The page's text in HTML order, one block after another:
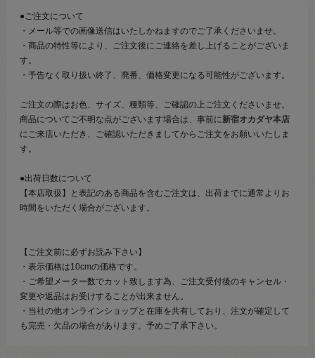
●ご注文について
・メール等での画像送信はいたしかねますのでご了承くださいませ。
・商品の特性等により、ご注文後にご連絡を差し上げることがございま
す。
・予告なく取り扱い終了、廃番、価格変更になる可能性がございます。
ご注文の際はお色、サイズ、種類等、ご確認の上ご注文くださいませ。
商品についてご不明な点がございます場合は、事前に新宿オカダヤ本店
にご来店いただき、ご確認いただきましてからご注文をお願いいたしま
す。
●出荷日数について
【本店取扱】と表記のある商品を含むご注文は、出荷までに通常よりお
時間をいただく場合がございます。
【ご注文前に必ずお読み下さい】
・表示価格は10cmの価格です。
・ご希望メーター数でカット致します為、ご注文受付後のキャンセル・
変更や返品はお受けすることが出来ません。
・当社の他オンラインショップと在庫を共有しており、注文が確定して
も完売・欠品の場合があります。予めご了承下さい。